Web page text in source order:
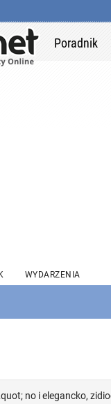
Poradnik
WYDARZENIA
no i elegancko,